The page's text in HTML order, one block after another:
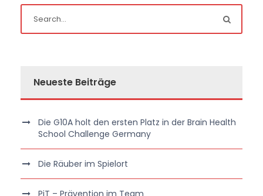
Neueste Beiträge
Die G10A holt den ersten Platz in der Brain Health
School Challenge Germany
Die Räuber im Spielort